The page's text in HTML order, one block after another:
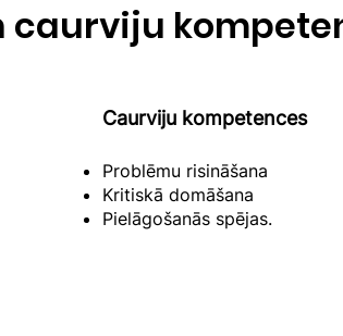
caurviju
Caurviju kompetences
Problēmu risināšana
Kritiskā domāšana
Pielāgošanās spējas.